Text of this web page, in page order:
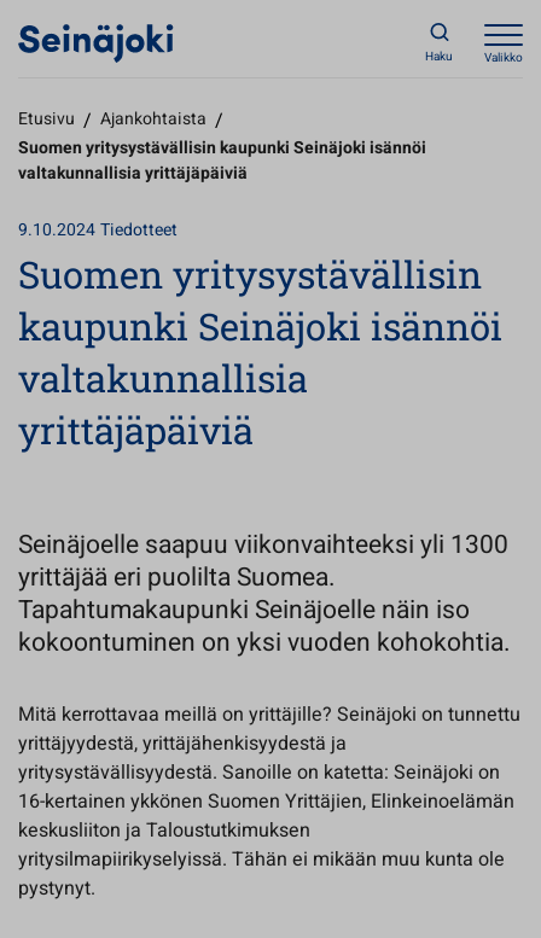
Haku Valikko
Etusivu / Ajankohtaista /
Suomen yritysystävällisin kaupunki Seinäjoki isännöi
valtakunnallisia yrittäjäpäiviä
9.10.2024Tiedotteet
Suomen yritysystävällisin
kaupunki Seinäjoki isännöi
valtakunnallisia
yrittäjäpäiviä
Seinäjoelle saapuu viikonvaihteeksi yli 1300
yrittäjää eri puolilta Suomea.
Tapahtumakaupunki Seinäjoelle näin iso
kokoontuminen on yksi vuoden kohokohtia.
Mitä kerrottavaa meillä on yrittäjille? Seinäjoki on tunnettu
yrittäjyydestä, yrittäjähenkisyydestä ja
yritysystävällisyydestä. Sanoille on katetta: Seinäjoki on
16-kertainen ykkönen Suomen Yrittäjien, Elinkeinoelämän
keskusliiton ja Taloustutkimuksen
yritysilmapiirikyselyissä. Tähän ei mikään muu kunta ole
pystynyt.